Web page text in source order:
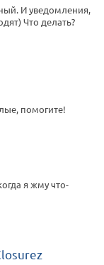
И уведомления,
Что делать?
помогите!
я жму что-